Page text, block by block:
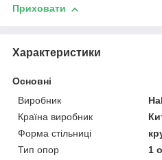
Приховати
Характеристики
Основні
Виробник
Країна виробник
Форма стільниці
Тип опор
1